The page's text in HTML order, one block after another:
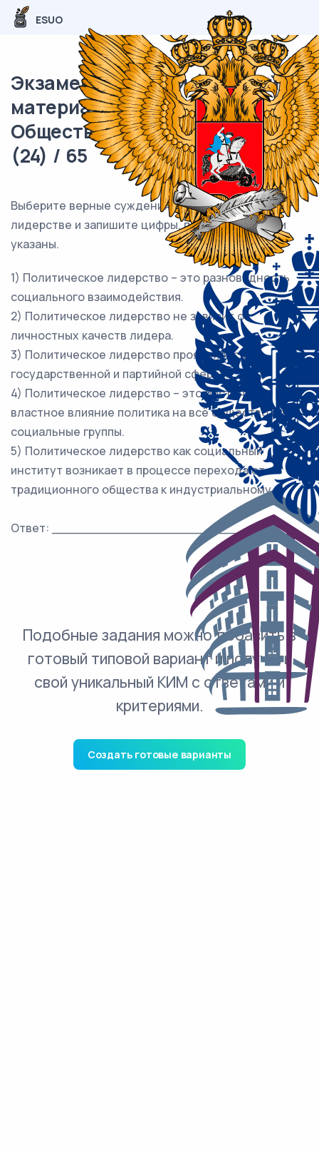
ESUO
Экзаменационный (типовой)
материал ЕГЭ /
Обществознание / 10 задание
(24) / 65
Выберите верные суждения о политическом
лидерстве и запишите цифры, под которыми они
указаны.
1) Политическое лидерство – это разновидность
социального взаимодействия.
2) Политическое лидерство не зависит от
личностных качеств лидера.
3) Политическое лидерство проявляется в
государственной и партийной сферах.
4) Политическое лидерство – это постоянное
властное влияние политика на всё общество или
социальные группы.
5) Политическое лидерство как социальный
институт возникает в процессе перехода от
традиционного общества к индустриальному.
Ответ: ___________________________.
Подобные задания можно добавить в
готовый типовой вариант и получить
свой уникальный КИМ с ответами и
критериями.
Создать готовые варианты